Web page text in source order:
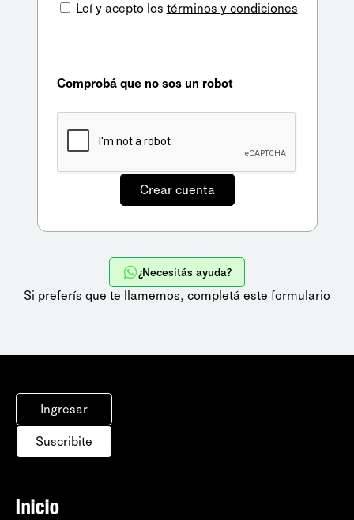
Leí y acepto los términos y condiciones
Comprobá que no sos un robot
¿Necesitás ayuda?
Si preferís que te llamemos, completá este formulario
Ingresar
Suscribite
Inicio